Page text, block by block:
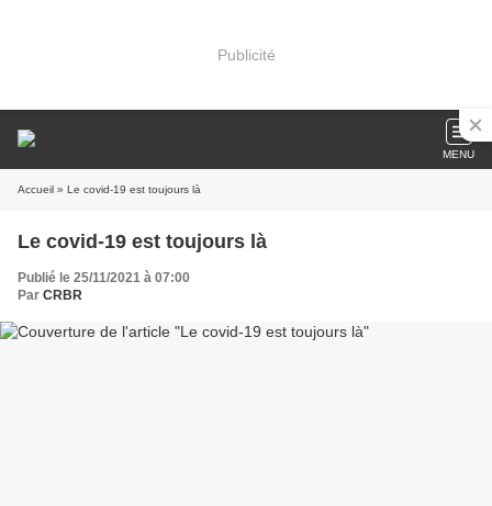
Publicité
MENU
Accueil » Le covid-19 est toujours là
Le covid-19 est toujours là
Publié le 25/11/2021 à 07:00
Par CRBR